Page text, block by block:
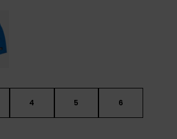
4 5 6